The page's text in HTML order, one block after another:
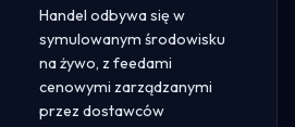
Handel odbywa się w
symulowanym środowisku
na żywo, z feedami
cenowymi zarządzanymi
przez dostawców